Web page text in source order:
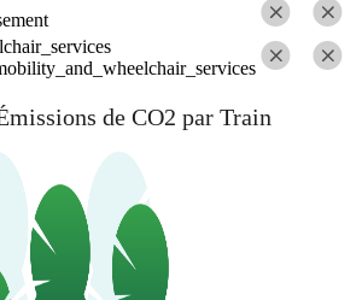
de CO2 par Train